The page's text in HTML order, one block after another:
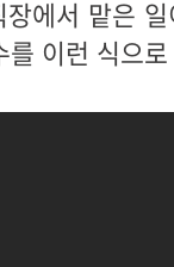
에서 맡은
이런 식으